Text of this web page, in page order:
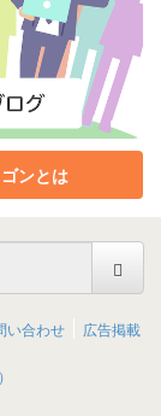
ンとは
い合わせ 広告掲載